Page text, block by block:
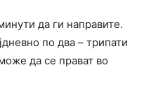
да ги направите.
по два – трипати
да се прават во